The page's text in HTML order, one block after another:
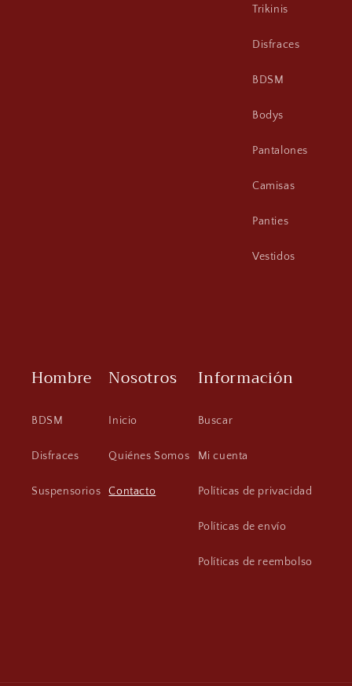
Trikinis
Disfraces
BDSM
Bodys
Pantalones
Camisas
Panties
Vestidos
Hombre
BDSM
Disfraces
Suspensorios
Nosotros
Inicio
Quiénes Somos
Contacto
Información
Buscar
Mi cuenta
Políticas de privacidad
Políticas de envío
Políticas de reembolso